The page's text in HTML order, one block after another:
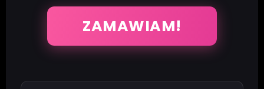
ZAMAWIAM!